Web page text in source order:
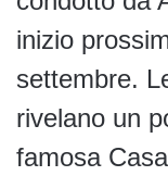
inizio
settembre.
rivelano un
famosa